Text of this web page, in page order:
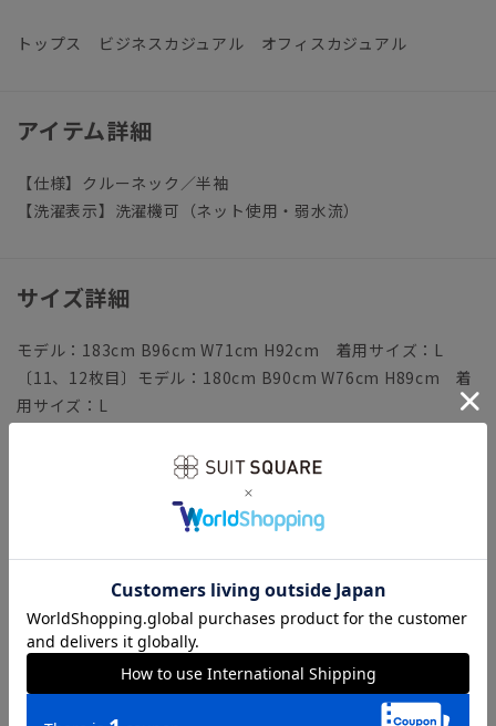
トップス ビジネスカジュアル オフィスカジュアル
アイテム詳細
【仕様】クルーネック／半袖
【洗濯表示】洗濯機可（ネット使用・弱水流）
サイズ詳細
モデル：183cm B96cm W71cm H92cm 着用サイズ：L
〔11、12枚目〕モデル：180cm B90cm W76cm H89cm 着
用サイズ：L
【S】着丈66.0cm バスト100.0cm 肩幅43.0cm 袖丈
【M】着丈68.0cm バスト104.0cm 肩幅45.0cm 袖丈
【LL】着丈72.0cm バスト112.0cm 肩幅49.0cm 袖丈
23.0cm
※商品の仕上がりサイズ（出来上がり寸法）は上記のサイズ表